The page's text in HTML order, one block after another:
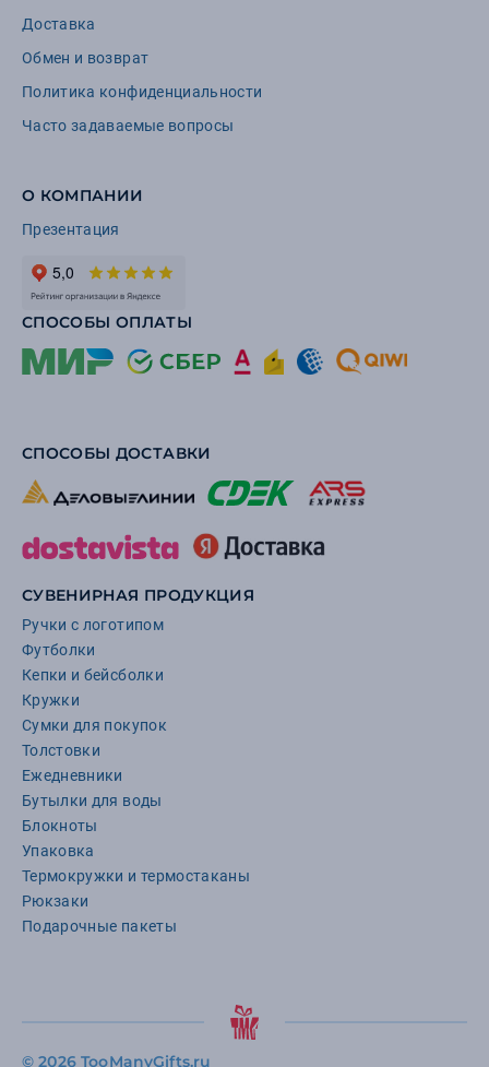
Доставка
Обмен и возврат
Политика конфиденциальности
Часто задаваемые вопросы
О КОМПАНИИ
Презентация
СПОСОБЫ ОПЛАТЫ
СПОСОБЫ ДОСТАВКИ
СУВЕНИРНАЯ ПРОДУКЦИЯ
Ручки с логотипом
Футболки
Кепки и бейсболки
Кружки
Сумки для покупок
Толстовки
Ежедневники
Бутылки для воды
Блокноты
Упаковка
Термокружки и термостаканы
Рюкзаки
Подарочные пакеты
© 2026 TooManyGifts.ru